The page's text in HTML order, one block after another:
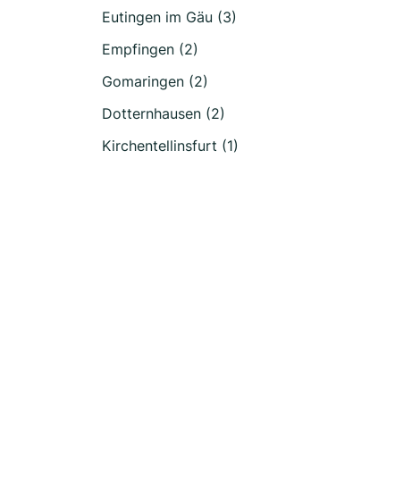
Eutingen im Gäu (3)
Empfingen (2)
Gomaringen (2)
Dotternhausen (2)
Kirchentellinsfurt (1)